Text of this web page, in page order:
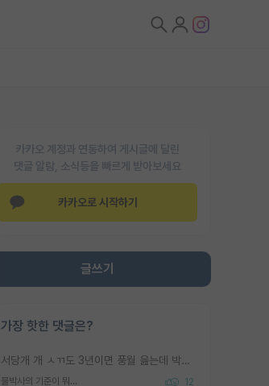
카카오 계정과 연동하여 게시글에 달린
댓글 알람, 소식등을 빠르게 받아보세요
카카오로 시작하기
글쓰기
가장 핫한 댓글은?
서당개 개 ㅅㄲ도 3년이면 풍월 읊는데 박사 5년 이상 대리고 있으면서 물된건 교수 탓 맞는ㄱ게 거기가 서당이 아니란 소리임
물박사의 기준이 뭐임? 12